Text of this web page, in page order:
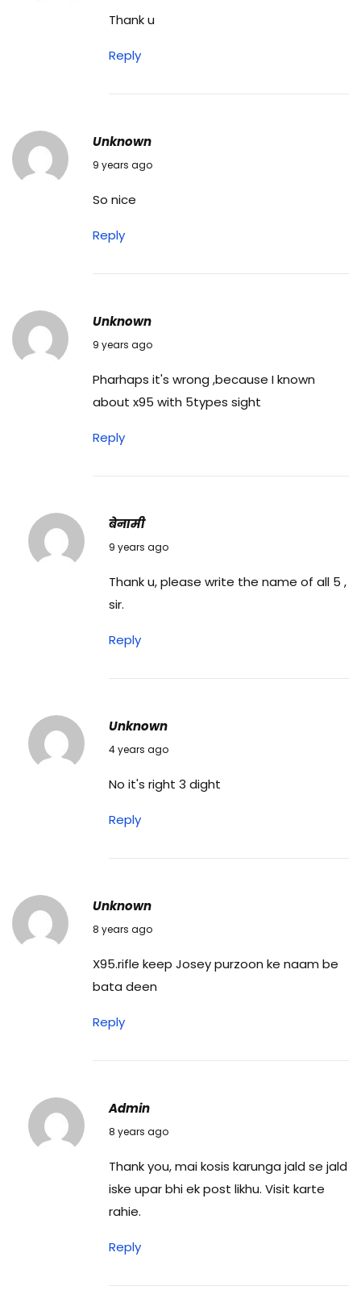
Thank u
Reply
Unknown
9 years ago12/08/2017
So nice
Reply
Unknown
9 years ago17/08/2017
Pharhaps it's wrong ,because I known
about x95 with 5types sight
Reply
बेनामी
9 years ago17/08/2017
Thank u, please write the name of all 5 ,
sir.
Reply
Unknown
4 years ago28/02/2022
No it's right 3 dight
Reply
Unknown
8 years ago10/09/2018
X95.rifle keep Josey purzoon ke naam be
bata deen
Reply
Admin
8 years ago10/09/2018
Thank you, mai kosis karunga jald se jald
iske upar bhi ek post likhu. Visit karte
rahie.
Reply